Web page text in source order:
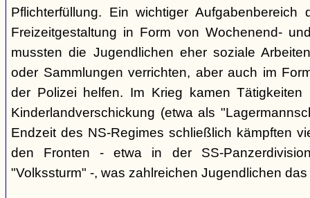
Pflichterfüllung. Ein wichtiger
Freizeitgestaltung in Form von Wochenend-
mussten die Jugendlichen eher soziale
oder Sammlungen verrichten, aber auch im
der Polizei helfen. Im Krieg kamen
Kinderlandverschickung (etwa als
Endzeit des NS-Regimes schließlich kämpften
den Fronten - etwa in der SS-
"Volkssturm" -, was zahlreichen Jugendlichen